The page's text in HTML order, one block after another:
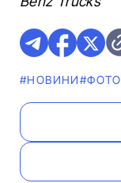
#НОВИНИ#ФОТО